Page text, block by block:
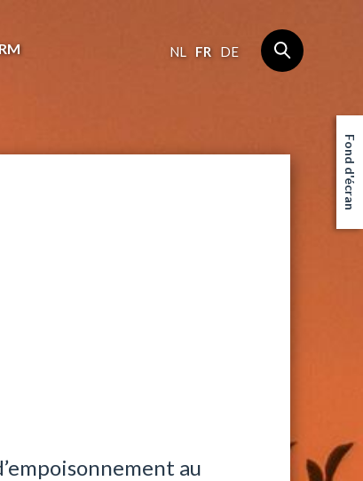
NL FR DE
au
Fond d'écran